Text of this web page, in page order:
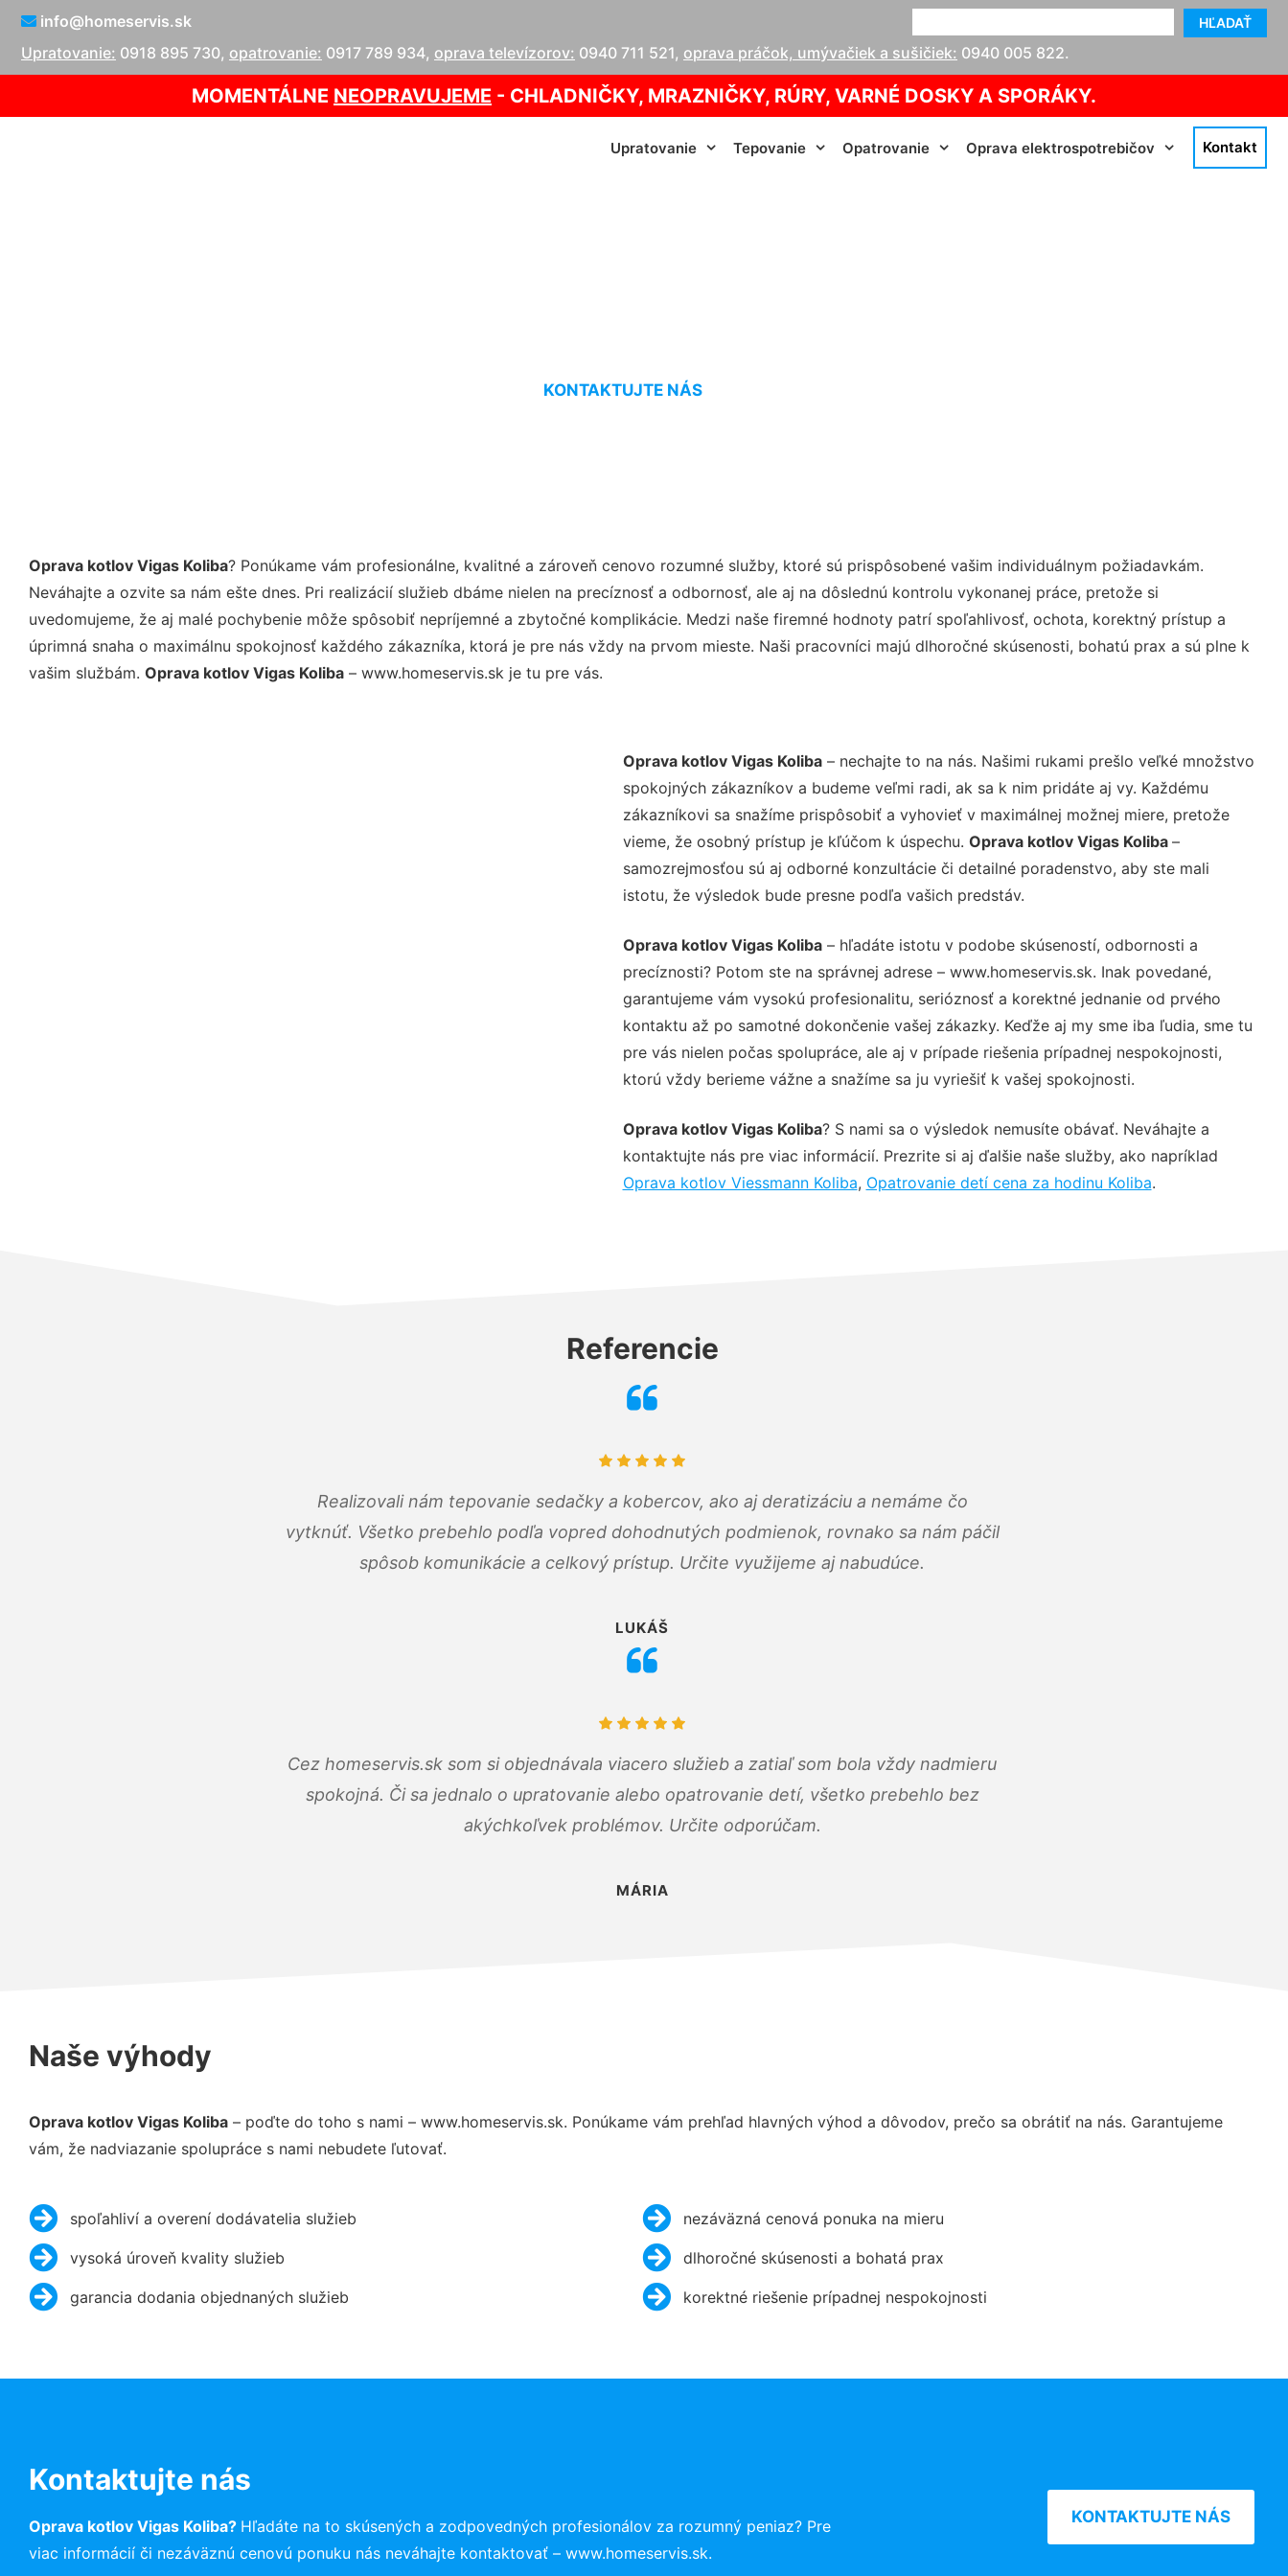
HĽADAŤ
info@homeservis.sk
Upratovanie: 0918 895 730, opatrovanie: 0917 789 934, oprava televízorov: 0940 711 521, oprava práčok, umývačiek a sušičiek: 0940 005 822.
MOMENTÁLNE NEOPRAVUJEME - CHLADNIČKY, MRAZNIČKY, RÚRY, VARNÉ DOSKY A SPORÁKY.
Upratovanie Tepovanie Opatrovanie Oprava elektrospotrebičov Kontakt
KONTAKTUJTE NÁS
Oprava kotlov Vigas Koliba? Ponúkame vám profesionálne, kvalitné a zároveň cenovo rozumné služby, ktoré sú prispôsobené vašim individuálnym požiadavkám.
Neváhajte a ozvite sa nám ešte dnes. Pri realizácií služieb dbáme nielen na precíznosť a odbornosť, ale aj na dôslednú kontrolu vykonanej práce, pretože si
uvedomujeme, že aj malé pochybenie môže spôsobiť nepríjemné a zbytočné komplikácie. Medzi naše firemné hodnoty patrí spoľahlivosť, ochota, korektný prístup a
úprimná snaha o maximálnu spokojnosť každého zákazníka, ktorá je pre nás vždy na prvom mieste. Naši pracovníci majú dlhoročné skúsenosti, bohatú prax a sú plne k
vašim službám. Oprava kotlov Vigas Koliba – www.homeservis.sk je tu pre vás.
Oprava kotlov Vigas Koliba– nechajte to na nás. Našimi rukami prešlo veľké množstvo
spokojných zákazníkov a budeme veľmi radi, ak sa k nim pridáte aj vy. Každému
zákazníkovi sa snažíme prispôsobiť a vyhovieť v maximálnej možnej miere, pretože
vieme, že osobný prístup je kľúčom k úspechu. Oprava kotlov Vigas Koliba –
samozrejmosťou sú aj odborné konzultácie či detailné poradenstvo, aby ste mali
istotu, že výsledok bude presne podľa vašich predstáv.
Oprava kotlov Vigas Koliba– hľadáte istotu v podobe skúseností, odbornosti a
precíznosti? Potom ste na správnej adrese – www.homeservis.sk. Inak povedané,
garantujeme vám vysokú profesionalitu, serióznosť a korektné jednanie od prvého
kontaktu až po samotné dokončenie vašej zákazky. Keďže aj my sme iba ľudia, sme tu
pre vás nielen počas spolupráce, ale aj v prípade riešenia prípadnej nespokojnosti,
ktorú vždy berieme vážne a snažíme sa ju vyriešiť k vašej spokojnosti.
Oprava kotlov Vigas Koliba? S nami sa o výsledok nemusíte obávať. Neváhajte a
kontaktujte nás pre viac informácií. Prezrite si aj ďalšie naše služby, ako napríklad
Oprava kotlov Viessmann Koliba, Opatrovanie detí cena za hodinu Koliba.
Referencie
Realizovali nám tepovanie sedačky a kobercov, ako aj deratizáciu a nemáme čo
vytknúť. Všetko prebehlo podľa vopred dohodnutých podmienok, rovnako sa nám páčil
spôsob komunikácie a celkový prístup. Určite využijeme aj nabudúce.
LUKÁŠ
Cez homeservis.sk som si objednávala viacero služieb a zatiaľ som bola vždy nadmieru
spokojná. Či sa jednalo o upratovanie alebo opatrovanie detí, všetko prebehlo bez
akýchkoľvek problémov. Určite odporúčam.
MÁRIA
Naše výhody
Oprava kotlov Vigas Koliba – poďte do toho s nami – www.homeservis.sk. Ponúkame vám prehľad hlavných výhod a dôvodov, prečo sa obrátiť na nás. Garantujeme
vám, že nadviazanie spolupráce s nami nebudete ľutovať.
spoľahliví a overení dodávatelia služieb
vysoká úroveň kvality služieb
garancia dodania objednaných služieb
nezáväzná cenová ponuka na mieru
dlhoročné skúsenosti a bohatá prax
korektné riešenie prípadnej nespokojnosti
Kontaktujte nás
Oprava kotlov Vigas Koliba? Hľadáte na to skúsených a zodpovedných profesionálov za rozumný peniaz? Pre
viac informácií či nezáväznú cenovú ponuku nás neváhajte kontaktovať – www.homeservis.sk.
KONTAKTUJTE NÁS